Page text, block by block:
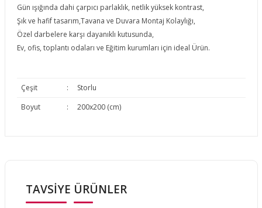
Gün ışığında dahi çarpıcı parlaklık, netlik yüksek kontrast,
Şık ve hafif tasarım,Tavana ve Duvara Montaj Kolaylığı,
Özel darbelere karşı dayanıklı kutusunda,
Ev, ofis, toplantı odaları ve Eğitim kurumları için ideal Ürün.
Çeşit :
Storlu
Boyut
: 200x200 (cm)
Görüş ve önerileriniz için teşekkür ederiz.
TAVSİYE ÜRÜNLER